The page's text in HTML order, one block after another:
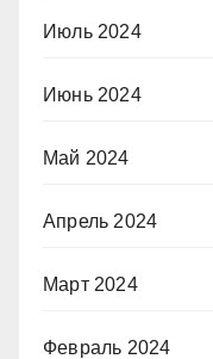
Июль 2024
Июнь 2024
Май 2024
Апрель 2024
Март 2024
Февраль 2024